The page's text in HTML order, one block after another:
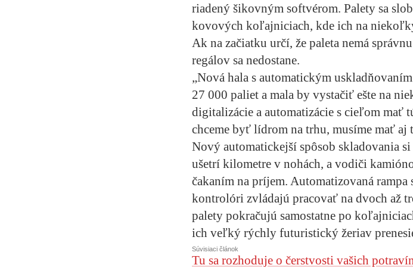
riadený šikovným softvérom. Palety sa
kovových koľajniciach, kde ich na
Ak na začiatku určí, že paleta nemá
regálov sa nedostane.
„Nová hala s automatickým
27 000 paliet a mala by vystačiť ešte na
digitalizácie a automatizácie s cieľom mať
chceme byť lídrom na trhu, musíme mať
Nový automatickejší spôsob skladovania
ušetrí kilometre v nohách, a vodiči
čakaním na príjem. Automatizovaná
kontrolóri zvládajú pracovať na dvoch až
palety pokračujú samostatne po
ich veľký rýchly futuristický žeriav
Súvisiaci článok
Tu sa rozhoduje o čerstvosti vašich